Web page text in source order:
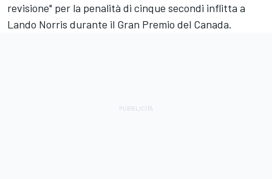
revisione" per la penalità di cinque secondi inflitta a
Lando Norris durante il Gran Premio del Canada.